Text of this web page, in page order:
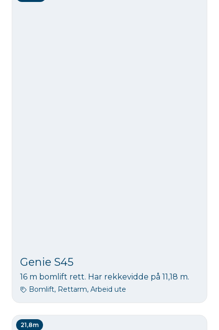
Genie S45
16 m bomlift rett. Har rekkevidde på 11,18 m.
Bomlift, Rettarm, Arbeid ute
21,8m